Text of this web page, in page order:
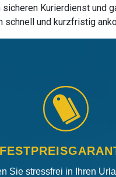
Kurierdienst und
schnell und kurzfristig
Sie stressfrei in Ihren